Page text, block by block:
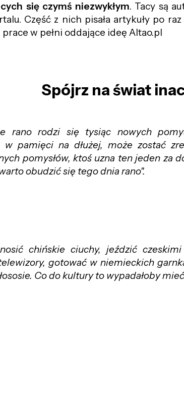
się czymś niezwykłym. Tacy są
Część z nich pisała artykuły po
w pełni oddające ideę Altao.pl
Spójrz na świat
rano rodzi się tysiąc nowych
w pamięci na dłużej, może zostać
pomysłów, ktoś uzna ten jeden za
obudzić się tego dnia rano".
chińskie ciuchy, jeździć
gotować w niemieckich
Co do kultury to wypadałoby